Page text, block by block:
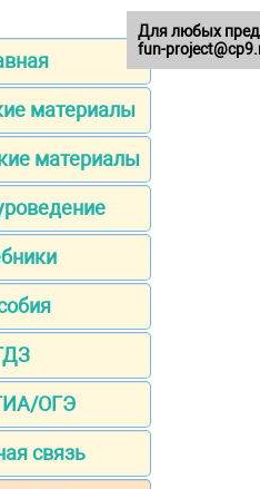
материалы
материалы
ОГЭ
связь
Для любых
fun-